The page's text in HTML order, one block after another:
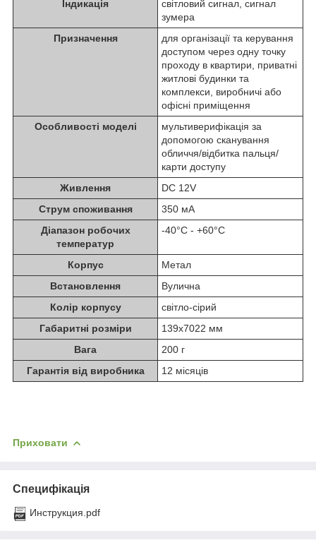
Індикація
світловий сигнал, сигнал
зумера
Призначення
для організації та керування
доступом через одну точку
проходу в квартири, приватні
житлові будинки та
комплекси, виробничі або
офісні приміщення
Особливості моделі
мультиверифікація за
допомогою сканування
обличчя/відбитка пальця/
карти доступу
Живлення
DC 12V
Струм споживання
350 мА
Діапазон робочих
температур
-40°С - +60°С
Корпус
Метал
Встановлення
Вулична
Колір корпусу
світло-сірий
Габаритні розміри
139х7022 мм
Вага
200 г
Гарантія від виробника
12 місяців
Приховати
Специфікація
Инструкция.pdf